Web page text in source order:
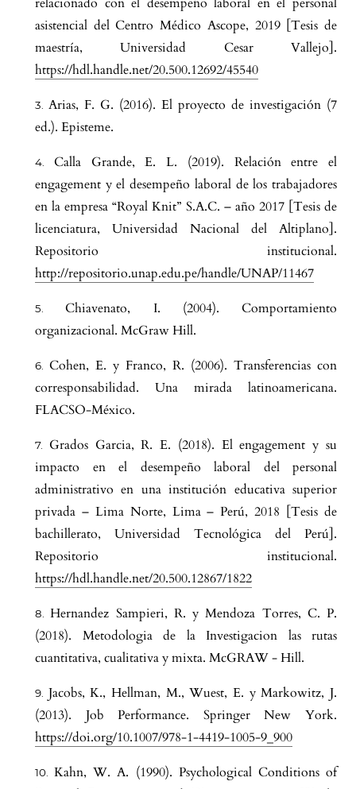
relacionado con el desempeño laboral en el personal
asistencial del Centro Médico Ascope, 2019 [Tesis de
maestría, Universidad Cesar Vallejo].
https://hdl.handle.net/20.500.12692/45540
Arias, F. G. (2016). El proyecto de investigación (7
ed.). Episteme.
Calla Grande, E. L. (2019). Relación entre el
engagement y el desempeño laboral de los trabajadores
en la empresa “Royal Knit” S.A.C. – año 2017 [Tesis de
licenciatura, Universidad Nacional del Altiplano].
Repositorio institucional.
http://repositorio.unap.edu.pe/handle/UNAP/11467
Chiavenato, I. (2004). Comportamiento
organizacional. McGraw Hill.
Cohen, E. y Franco, R. (2006). Transferencias con
corresponsabilidad. Una mirada latinoamericana.
FLACSO-México.
Grados Garcia, R. E. (2018). El engagement y su
impacto en el desempeño laboral del personal
administrativo en una institución educativa superior
privada – Lima Norte, Lima – Perú, 2018 [Tesis de
bachillerato, Universidad Tecnológica del Perú].
Repositorio institucional.
https://hdl.handle.net/20.500.12867/1822
Hernandez Sampieri, R. y Mendoza Torres, C. P.
(2018). Metodologia de la Investigacion las rutas
cuantitativa, cualitativa y mixta. McGRAW - Hill.
Jacobs, K., Hellman, M., Wuest, E. y Markowitz, J.
(2013). Job Performance. Springer New York.
https://doi.org/10.1007/978-1-4419-1005-9_900
Kahn, W. A. (1990). Psychological Conditions of